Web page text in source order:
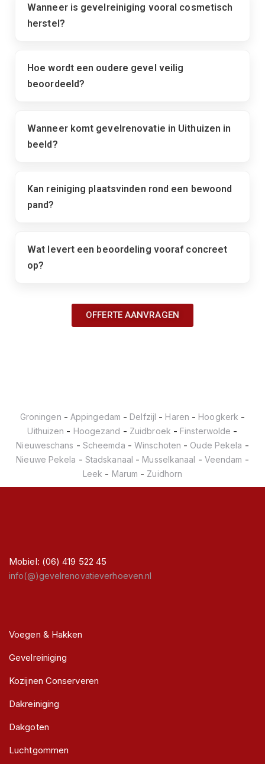
Wanneer is gevelreiniging vooral cosmetisch
herstel?
Hoe wordt een oudere gevel veilig
beoordeeld?
Wanneer komt gevelrenovatie in Uithuizen in
beeld?
Kan reiniging plaatsvinden rond een bewoond
pand?
Wat levert een beoordeling vooraf concreet
op?
OFFERTE AANVRAGEN
Groningen - Appingedam - Delfzijl - Haren - Hoogkerk -
Uithuizen - Hoogezand - Zuidbroek - Finsterwolde -
Nieuweschans - Scheemda - Winschoten - Oude Pekela -
Nieuwe Pekela - Stadskanaal - Musselkanaal - Veendam -
Leek - Marum - Zuidhorn
Mobiel: (06) 419 522 45
info(@)gevelrenovatieverhoeven.nl
Voegen & Hakken
Gevelreiniging
Kozijnen Conserveren
Dakreiniging
Dakgoten
Luchtgommen